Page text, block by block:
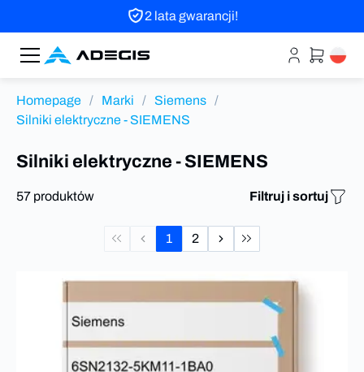
2 lata gwarancji!
Homepage / Marki / Siemens /
Silniki elektryczne - SIEMENS
Silniki elektryczne - SIEMENS
57 produktów Filtruj i sortuj
1 2